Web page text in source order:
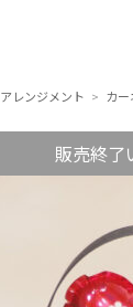
アレンジメント > カ
販売終了